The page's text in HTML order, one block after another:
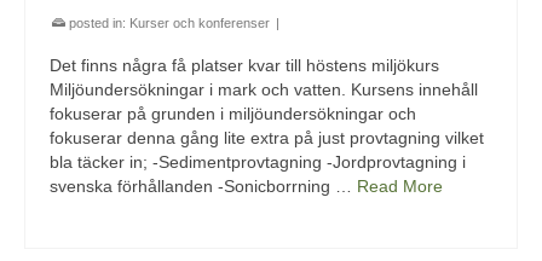
posted in: Kurser och konferenser |
Det finns några få platser kvar till höstens miljökurs
Miljöundersökningar i mark och vatten. Kursens innehåll
fokuserar på grunden i miljöundersökningar och
fokuserar denna gång lite extra på just provtagning vilket
bla täcker in; -Sedimentprovtagning -Jordprovtagning i
svenska förhållanden -Sonicborrning … Read More